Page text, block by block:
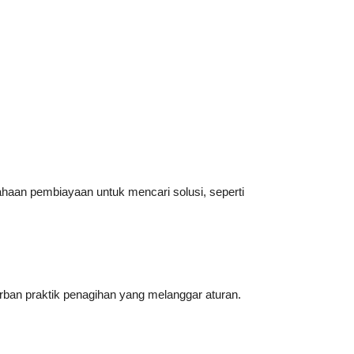
pembiayaan untuk mencari solusi, seperti
praktik penagihan yang melanggar aturan.